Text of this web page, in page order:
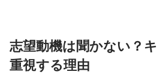
志望動機は聞かない？
重視する理由